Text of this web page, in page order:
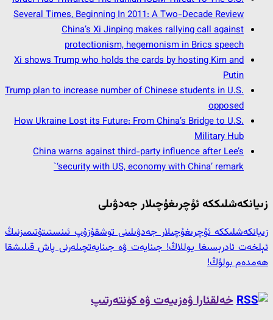
Several Times, Beginning In 2011: A Two-Decade Review
China’s Xi Jinping makes rallying call against
protectionism, hegemonism in Brics speech
Xi shows Trump who holds the cards by hosting Kim and
Putin
Trump plan to increase number of Chinese students in U.S.
opposed
How Ukraine Lost its Future: From China’s Bridge to U.S.
Military Hub
China warns against third-party influence after Lee’s
‘security with US, economy with China’ remark`
زىيانكەشلىككە ئۇچرىغۇچىلار جەدۋىلى
زىيانكەشلىككە ئۇچرىغۇچىلار جەدۋىلىنى توشقۇزۇپ ئىنستىتۇتىمىزنىڭ
ئېلخەت ئادرېسىغا يوللاڭ! جىنايەت ۋە جىنايەتچىلەرنى پاش قىلىشقا
ھەمدەم بولۇڭ!
خەلقئارا ۋەزىيەت ۋە كۈنتەرتىپ